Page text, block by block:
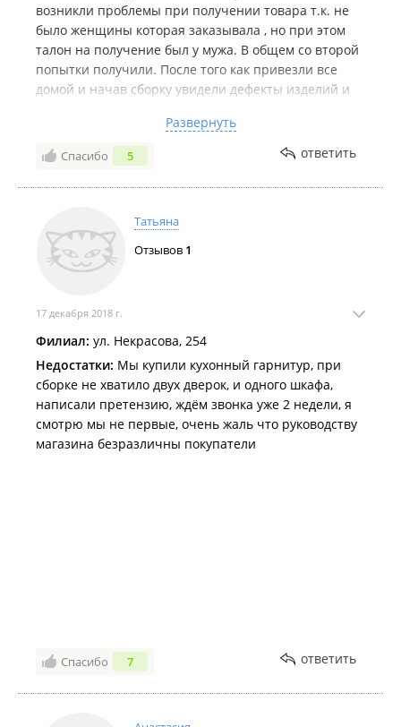
возникли проблемы при получении товара т.к. не
было женщины которая заказывала , но при этом
талон на получение был у мужа. В общем со второй
попытки получили. После того как привезли все
домой и начав сборку увидели дефекты изделий и
претензией в результате чего нас попросили
составить отчёт в виде фото о целостности упаковки
и соответствии наклеек на ней. На следующий день
попросили сделать отчёт в виде фото о целостности
компанию. . В общем прошла неделя но деталей
шкафа мы так ещё и не получили. ...в общем я бы
не советовал людям эту организацию т. К. Деньги
ужасное и организация всего в общем тоже
ужасная.
Развернуть
Спасибо 5 ответить
Татьяна
Отзывов 1
17 декабря 2018 г.
Филиал: ул. Некрасова, 254
Недостатки: Мы купили кухонный гарнитур, при
сборке не хватило двух дверок, и одного шкафа,
написали претензию, ждём звонка уже 2 недели, я
смотрю мы не первые, очень жаль что руководству
магазина безразличны покупатели
Спасибо 7 ответить